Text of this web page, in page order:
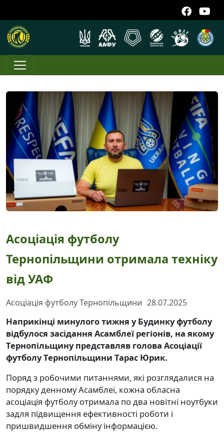
Асоціація футболу
Тернопільщини отримала техніку
від УАФ
Асоціація футболу Тернопільщини 28.07.2025
Наприкінці минулого тижня у Будинку футболу
відбулося засідання Асамблеї регіонів, на якому
Тернопільщину представляв голова Асоціації
футболу Тернопільщини Тарас Юрик.
Поряд з робочими питаннями, які розглядалися на
порядку денному Асамблеї, кожна обласна
асоціація футболу отримала по два новітні ноутбуки
задля підвищення ефективності роботи і
пришвидшення обміну інформацією.